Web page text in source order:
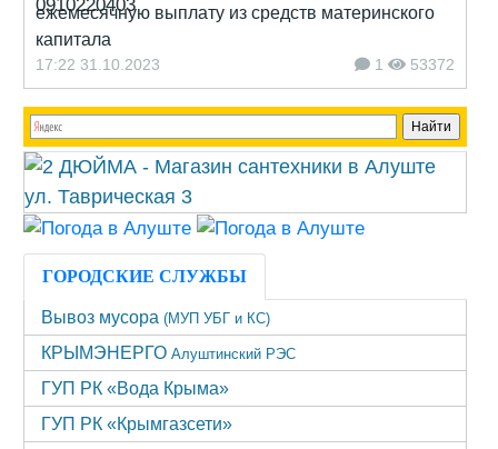
ежемесячную выплату из средств материнского
капитала
17:22 31.10.2023 1 53372
ГОРОДСКИЕ СЛУЖБЫ
Вывоз мусора (МУП УБГ и КС)
КРЫМЭНЕРГО Алуштинский РЭС
ГУП РК «Вода Крыма»
ГУП РК «Крымгазсети»